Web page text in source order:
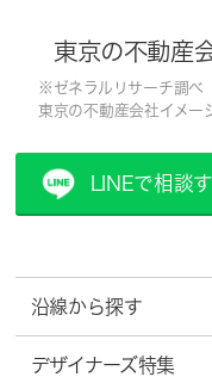
東京の不動産
※ゼネラルリサーチ調べ
東京の不動産会社イメー
LINEで相談
沿線から探す
デザイナーズ特集